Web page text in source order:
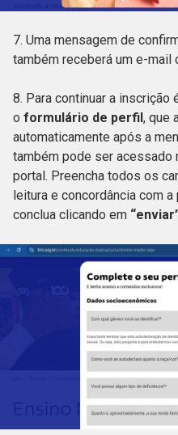
7. Uma mensagem de
também receberá um e-mail
8. Para continuar a inscrição
o formulário de perfil , que
automaticamente após a
também pode ser acessado
portal. Preencha todos os
leitura e concordância com
conclua clicando em